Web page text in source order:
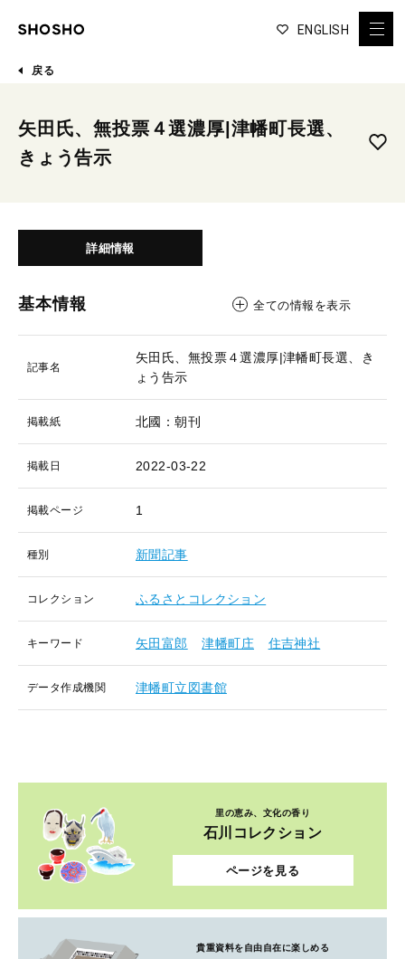
ENGLISH
戻る
矢田氏、無投票４選濃厚|津幡町長選、
きょう告示
詳細情報
基本情報 全ての情報を表示
記事名
矢田氏、無投票４選濃厚|津幡町長選、き
ょう告示
掲載紙 北國：朝刊
掲載日 2022-03-22
掲載ページ 1
種別 新聞記事
コレクション ふるさとコレクション
キーワード 矢田富郎 津幡町庄 住吉神社
データ作成機関 津幡町立図書館
里の恵み、文化の香り
石川コレクション
ページを見る
貴重資料を自由自在に楽しめる